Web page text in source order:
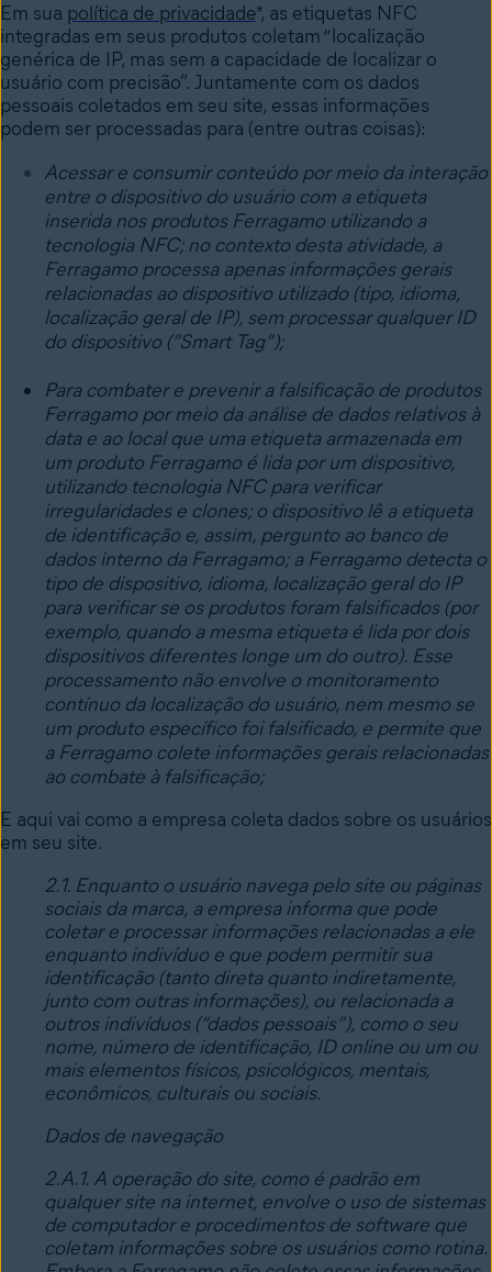
Em sua política de privacidade*, as etiquetas NFC
integradas em seus produtos coletam “localização
genérica de IP, mas sem a capacidade de localizar o
usuário com precisão”. Juntamente com os dados
pessoais coletados em seu site, essas informações
podem ser processadas para (entre outras coisas):
Acessar e consumir conteúdo por meio da interação
entre o dispositivo do usuário com a etiqueta
inserida nos produtos Ferragamo utilizando a
tecnologia NFC; no contexto desta atividade, a
Ferragamo processa apenas informações gerais
relacionadas ao dispositivo utilizado (tipo, idioma,
localização geral de IP), sem processar qualquer ID
do dispositivo (“Smart Tag”);
Para combater e prevenir a falsificação de produtos
Ferragamo por meio da análise de dados relativos à
data e ao local que uma etiqueta armazenada em
um produto Ferragamo é lida por um dispositivo,
utilizando tecnologia NFC para verificar
irregularidades e clones; o dispositivo lê a etiqueta
de identificação e, assim, pergunto ao banco de
dados interno da Ferragamo; a Ferragamo detecta o
tipo de dispositivo, idioma, localização geral do IP
para verificar se os produtos foram falsificados (por
exemplo, quando a mesma etiqueta é lida por dois
dispositivos diferentes longe um do outro). Esse
processamento não envolve o monitoramento
contínuo da localização do usuário, nem mesmo se
um produto específico foi falsificado, e permite que
a Ferragamo colete informações gerais relacionadas
ao combate à falsificação;
E aqui vai como a empresa coleta dados sobre os usuários
em seu site.
2.1. Enquanto o usuário navega pelo site ou páginas
sociais da marca, a empresa informa que pode
coletar e processar informações relacionadas a ele
enquanto indivíduo e que podem permitir sua
identificação (tanto direta quanto indiretamente,
junto com outras informações), ou relacionada a
outros indivíduos (“dados pessoais”), como o seu
nome, número de identificação, ID online ou um ou
mais elementos físicos, psicológicos, mentais,
econômicos, culturais ou sociais.
Dados de navegação
2.A.1. A operação do site, como é padrão em
qualquer site na internet, envolve o uso de sistemas
de computador e procedimentos de software que
coletam informações sobre os usuários como rotina.